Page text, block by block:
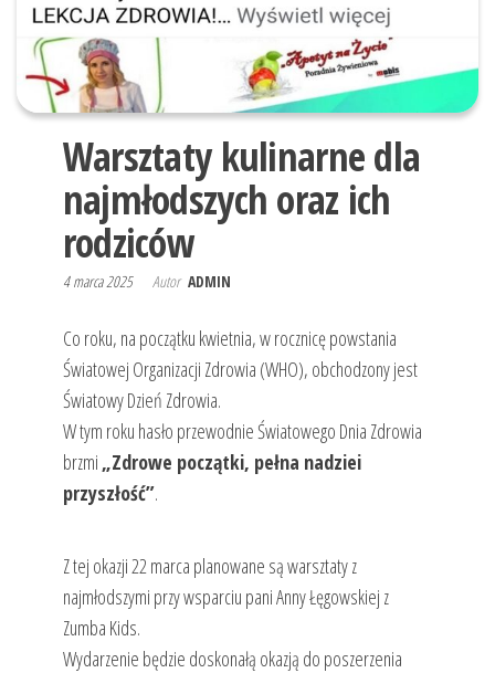
"APETYT
NA
ŻYCIE" |
Wrocław
plany
żywieniowe.
Dobór diet
leczniczych.
Diety
odchudzające.
Dietoterapia i
konsultacje.
Poradnia
„Apetyt na
Życie” z Wami
już od 2010
Warsztaty kulinarne dla
najmłodszych oraz ich
rodziców
4 marca 2025 Autor ADMIN
Co roku, na początku kwietnia, w rocznicę powstania
Światowej Organizacji Zdrowia (WHO), obchodzony jest
Światowy Dzień Zdrowia.
W tym roku hasło przewodnie Światowego Dnia Zdrowia
brzmi „Zdrowe początki, pełna nadziei
przyszłość”.
Z tej okazji 22 marca planowane są warsztaty z
najmłodszymi przy wsparciu pani Anny Łęgowskiej z
Zumba Kids.
Wydarzenie będzie doskonałą okazją do poszerzenia